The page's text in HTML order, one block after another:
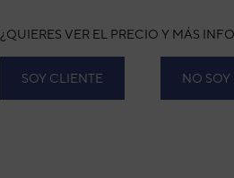
¿QUIERES VER EL PRECIO Y MÁS
SOY CLIENTE NO SOY